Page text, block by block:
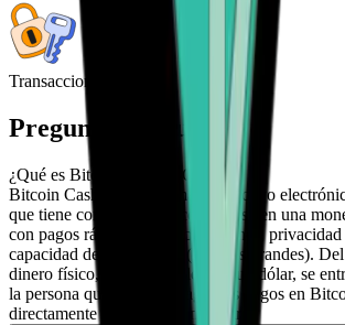
Transacciones Seguras
Preguntas frecuentes
¿Qué es Bitcoin Cash (BCH)?
Bitcoin Cash es un sistema de efectivo
que tiene como objetivo convertirse en una
con pagos rápidos, microcomisiones, privacidad
capacidad de transacción (bloques grandes).
dinero físico, como un billete de un dólar, se
la persona que recibe el pago, los pagos en
directamente de una persona a otra.